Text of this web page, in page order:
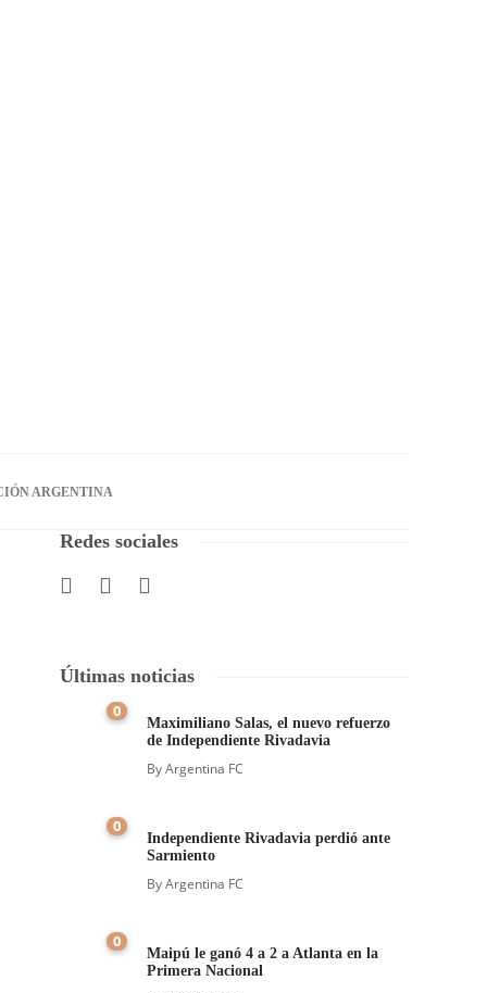
ARGENTINA
Redes sociales
Últimas noticias
0
Maximiliano Salas, el nuevo refuerzo
de Independiente Rivadavia
ByArgentina FC
0
Independiente Rivadavia perdió ante
Sarmiento
ByArgentina FC
0
Maipú le ganó 4 a 2 a Atlanta en la
Primera Nacional